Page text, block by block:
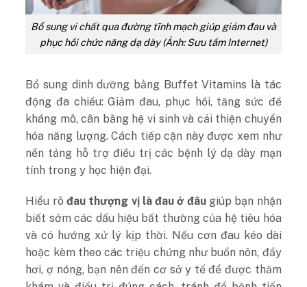
Bổ sung vi chất qua đường tĩnh mạch giúp giảm đau và
phục hồi chức năng dạ dày (Ảnh: Sưu tầm Internet)
Bổ sung dinh dưỡng bằng Buffet Vitamins là tác
động đa chiều: Giảm đau, phục hồi, tăng sức đề
kháng mô, cân bằng hệ vi sinh và cải thiện chuyển
hóa năng lượng. Cách tiếp cận này được xem như
nền tảng hỗ trợ điều trị các bệnh lý dạ dày mạn
tính trong y học hiện đại.
Hiểu rõ đau thượng vị là đau ở đâugiúp bạn nhận
biết sớm các dấu hiệu bất thường của hệ tiêu hóa
và có hướng xử lý kịp thời. Nếu cơn đau kéo dài
hoặc kèm theo các triệu chứng như buồn nôn, đầy
hơi, ợ nóng, bạn nên đến cơ sở y tế để được thăm